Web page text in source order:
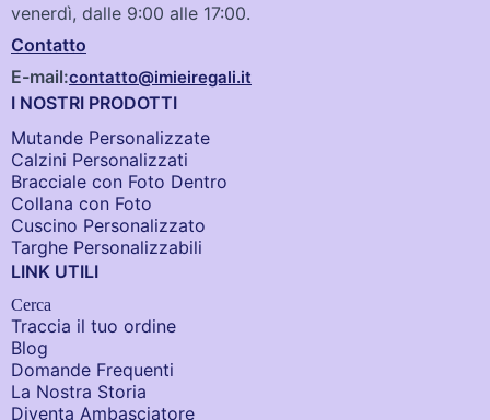
venerdì, dalle 9:00 alle 17:00.
Contatto
E-mail:contatto@imieiregali.it
I NOSTRI PRODOTTI
Mutande Personalizzate
Calzini Personalizzati
Bracciale con Foto Dentro​
Collana con Foto
Cuscino Personalizzato
Targhe Personalizzabili
LINK UTILI
Cerca
Traccia il tuo ordine
Blog
Domande Frequenti
La Nostra Storia
Diventa Ambasciatore